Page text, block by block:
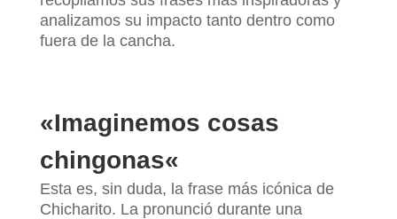
analizamos su impacto tanto dentro como
fuera de la cancha.
«Imaginemos cosas
chingonas«
Esta es, sin duda, la frase más icónica de
Chicharito. La pronunció durante una